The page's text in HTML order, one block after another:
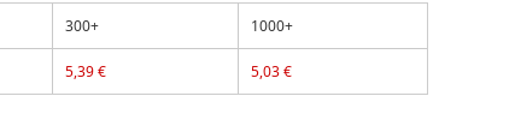
300+ 1000+
5,39 € 5,03 €